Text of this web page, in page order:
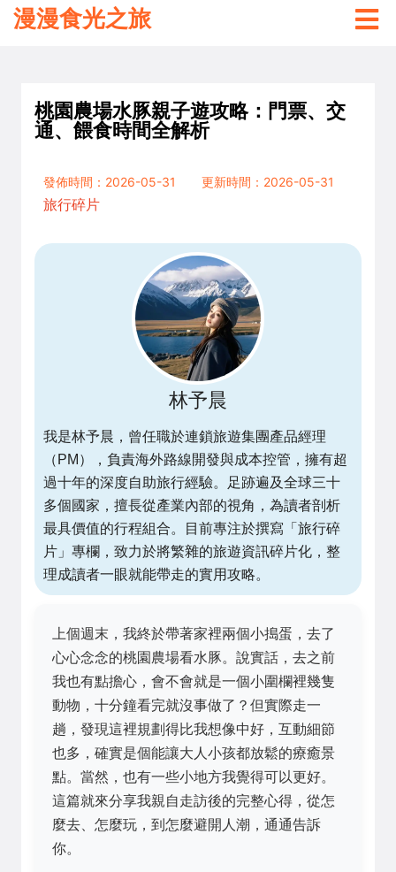
漫漫食光之旅
桃園農場水豚親子遊攻略：門票、交
通、餵食時間全解析
發佈時間：2026-05-31
更新時間：2026-05-31
旅行碎片
林予晨
我是林予晨，曾任職於連鎖旅遊集團產品經理
（PM），負責海外路線開發與成本控管，擁有超
過十年的深度自助旅行經驗。足跡遍及全球三十
多個國家，擅長從產業內部的視角，為讀者剖析
最具價值的行程組合。目前專注於撰寫「旅行碎
片」專欄，致力於將繁雜的旅遊資訊碎片化，整
理成讀者一眼就能帶走的實用攻略。
上個週末，我終於帶著家裡兩個小搗蛋，去了
心心念念的桃園農場看水豚。說實話，去之前
我也有點擔心，會不會就是一個小圍欄裡幾隻
動物，十分鐘看完就沒事做了？但實際走一
趟，發現這裡規劃得比我想像中好，互動細節
也多，確實是個能讓大人小孩都放鬆的療癒景
點。當然，也有一些小地方我覺得可以更好。
這篇就來分享我親自走訪後的完整心得，從怎
麼去、怎麼玩，到怎麼避開人潮，通通告訴
你。